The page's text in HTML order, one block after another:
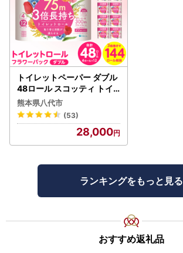
トイレットペーパー ダブル
48ロール スコッティ トイ
レット
熊本県八代市
(53)
28,000
ランキングをもっと見る
おすすめ返礼品